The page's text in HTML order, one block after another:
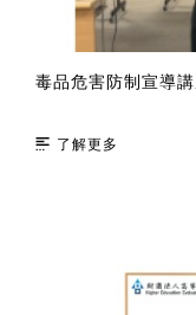
毒品危害防制宣導
了解更多